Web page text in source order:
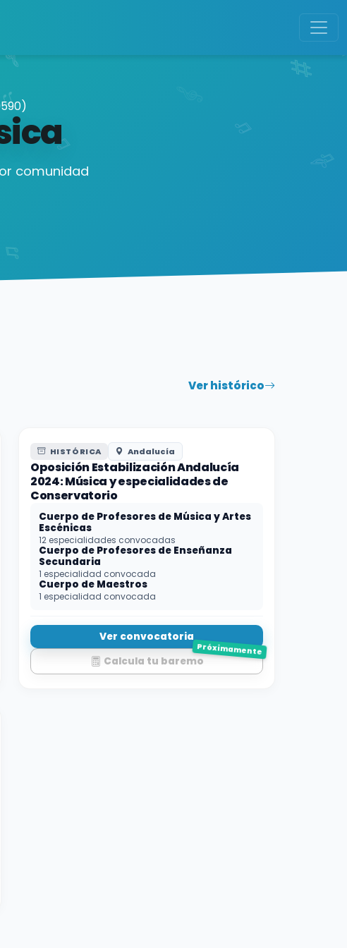
comunidad
Ver histórico
HISTÓRICA Andalucía
Oposición Estabilización Andalucía
2024: Música y especialidades de
Conservatorio
Cuerpo de Profesores de Música y Artes
Escénicas
12 especialidades convocadas
Cuerpo de Profesores de Enseñanza
Secundaria
1 especialidad convocada
Cuerpo de Maestros
1 especialidad convocada
Ver convocatoria
Calcula tu baremo
Próximamente